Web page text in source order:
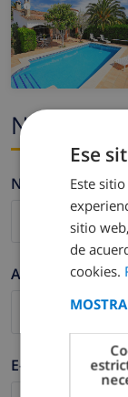
Nombre y
Nombre *
Apellidos *
E-mail *
Ese
Este
sitio
de
cookies.